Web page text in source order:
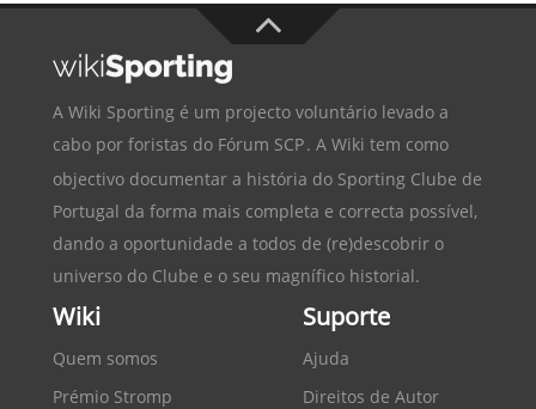
A Wiki Sporting é um projecto voluntário levado a
cabo por foristas do Fórum SCP. A Wiki tem como
objectivo documentar a história do Sporting Clube de
Portugal da forma mais completa e correcta possível,
dando a oportunidade a todos de (re)descobrir o
universo do Clube e o seu magnífico historial.
Wiki
Quem somos
Prémio Stromp
Suporte
Ajuda
Direitos de Autor